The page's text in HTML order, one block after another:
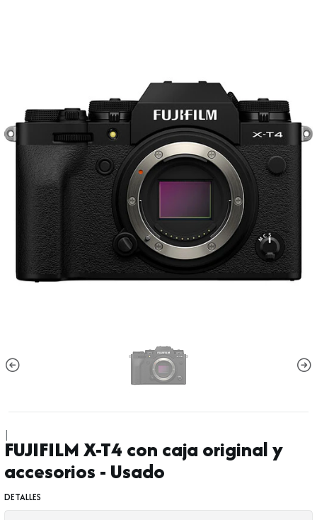
|
FUJIFILM X-T4 con caja original y
accesorios - Usado
DETALLES